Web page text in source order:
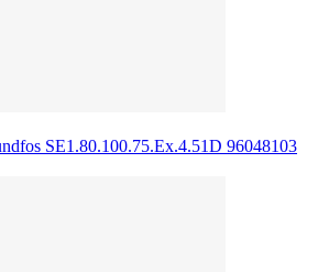
SE1.80.100.75.Ex.4.51D 96048103